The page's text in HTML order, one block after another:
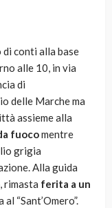
conti alla base
alle 10, in via
di
delle Marche ma
assieme alla
fuocomentre
grigia
Alla guida
, rimasta ferita a un
“Sant’Omero”.